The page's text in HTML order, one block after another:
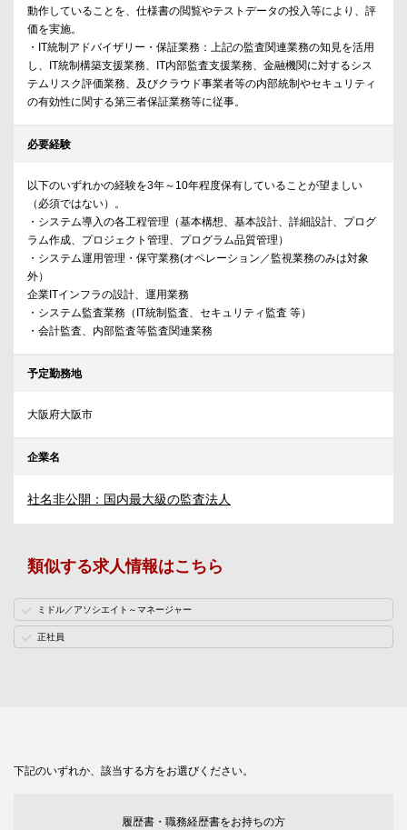
動作していることを、仕様書の閲覧やテストデータの投入等により、評
価を実施。
・IT統制アドバイザリー・保証業務：上記の監査関連業務の知見を活用
し、IT統制構築支援業務、IT内部監査支援業務、金融機関に対するシス
テムリスク評価業務、及びクラウド事業者等の内部統制やセキュリティ
の有効性に関する第三者保証業務等に従事。
必要経験
以下のいずれかの経験を3年～10年程度保有していることが望ましい
（必須ではない）。
・システム導入の各工程管理（基本構想、基本設計、詳細設計、プログ
ラム作成、プロジェクト管理、プログラム品質管理）
・システム運用管理・保守業務(オペレーション／監視業務のみは対象
外）
企業ITインフラの設計、運用業務
・システム監査業務（IT統制監査、セキュリティ監査 等）
・会計監査、内部監査等監査関連業務
予定勤務地
大阪府大阪市
企業名
社名非公開：国内最大級の監査法人
類似する求人情報はこちら
ミドル／アソシエイト～マネージャー
正社員
下記のいずれか、該当する方をお選びください。
履歴書・職務経歴書をお持ちの方